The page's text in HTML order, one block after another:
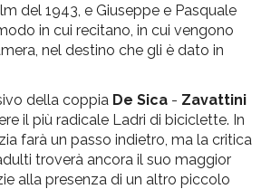
del 1943, e Giuseppe e Pasquale
in cui recitano, in cui vengono
nel destino che gli è dato in
della coppia De Sica - Zavattini
il più radicale Ladri di biciclette. In
farà un passo indietro, ma la critica
troverà ancora il suo maggior
alla presenza di un altro piccolo